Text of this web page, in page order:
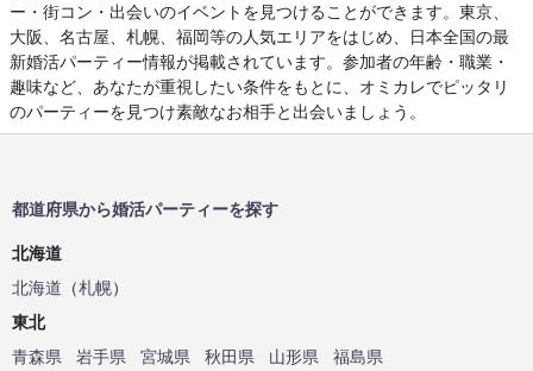
ー・街コン・出会いのイベントを見つけることができます。東京、
大阪、名古屋、札幌、福岡等の人気エリアをはじめ、日本全国の最
新婚活パーティー情報が掲載されています。参加者の年齢・職業・
趣味など、あなたが重視したい条件をもとに、オミカレでピッタリ
のパーティーを見つけ素敵なお相手と出会いましょう。
都道府県から婚活パーティーを探す
北海道
北海道 （札幌）
東北
青森県
岩手県 宮城県 秋田県 山形県
福島県